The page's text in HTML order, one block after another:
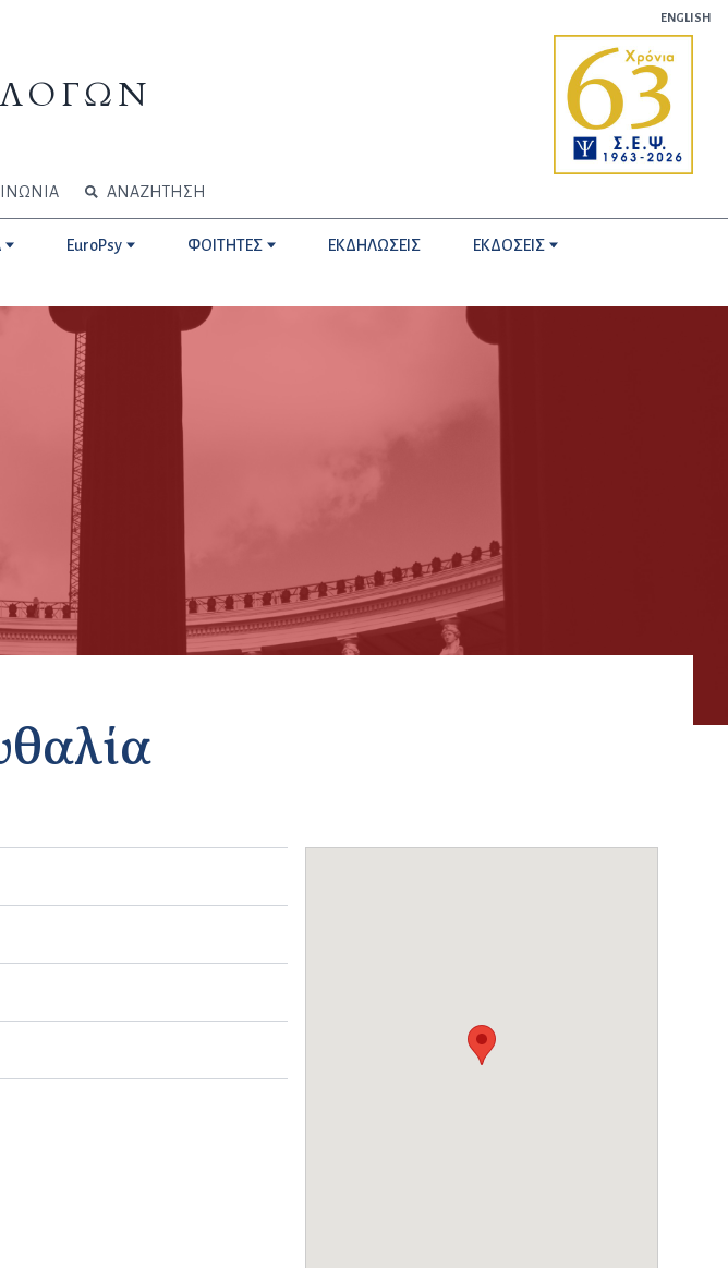
ENGLISH
ΑΝΑΖΗΤΗΣΗ
EuroPsy ΦΟΙΤΗΤΕΣ ΕΚΔΗΛΩΣΕΙΣ ΕΚΔΟΣΕΙΣ